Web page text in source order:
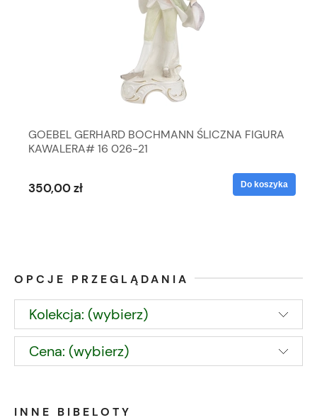
GOEBEL GERHARD BOCHMANN ŚLICZNA FIGURA
KAWALERA# 16 026-21
350,00 zł Do koszyka
OPCJE PRZEGLĄDANIA
Kolekcja: (wybierz)
Cena: (wybierz)
INNE BIBELOTY